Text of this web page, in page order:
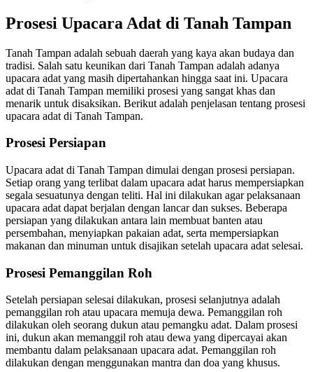
Prosesi Upacara Adat di Tanah Tampan
Tanah Tampan adalah sebuah daerah yang kaya akan budaya dan
tradisi. Salah satu keunikan dari Tanah Tampan adalah adanya
upacara adat yang masih dipertahankan hingga saat ini. Upacara
adat di Tanah Tampan memiliki prosesi yang sangat khas dan
menarik untuk disaksikan. Berikut adalah penjelasan tentang prosesi
upacara adat di Tanah Tampan.
Prosesi Persiapan
Upacara adat di Tanah Tampan dimulai dengan prosesi persiapan.
Setiap orang yang terlibat dalam upacara adat harus mempersiapkan
segala sesuatunya dengan teliti. Hal ini dilakukan agar pelaksanaan
upacara adat dapat berjalan dengan lancar dan sukses. Beberapa
persiapan yang dilakukan antara lain membuat banten atau
persembahan, menyiapkan pakaian adat, serta mempersiapkan
makanan dan minuman untuk disajikan setelah upacara adat selesai.
Prosesi Pemanggilan Roh
Setelah persiapan selesai dilakukan, prosesi selanjutnya adalah
pemanggilan roh atau upacara memuja dewa. Pemanggilan roh
dilakukan oleh seorang dukun atau pemangku adat. Dalam prosesi
ini, dukun akan memanggil roh atau dewa yang dipercayai akan
membantu dalam pelaksanaan upacara adat. Pemanggilan roh
dilakukan dengan menggunakan mantra dan doa yang khusus.